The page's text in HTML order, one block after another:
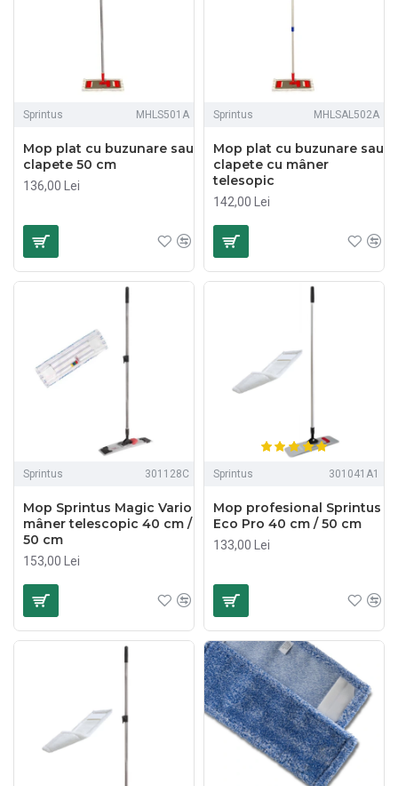
Sprintus MHLS501A
Mop plat cu buzunare sau
clapete 50 cm
136,00 Lei
Sprintus MHLSAL502A
Mop plat cu buzunare sau
clapete cu mâner
telesopic
142,00 Lei
Sprintus 301128C
Mop Sprintus Magic Vario
mâner telescopic 40 cm /
50 cm
153,00 Lei
Sprintus 301041A1
Mop profesional Sprintus
Eco Pro 40 cm / 50 cm
133,00 Lei